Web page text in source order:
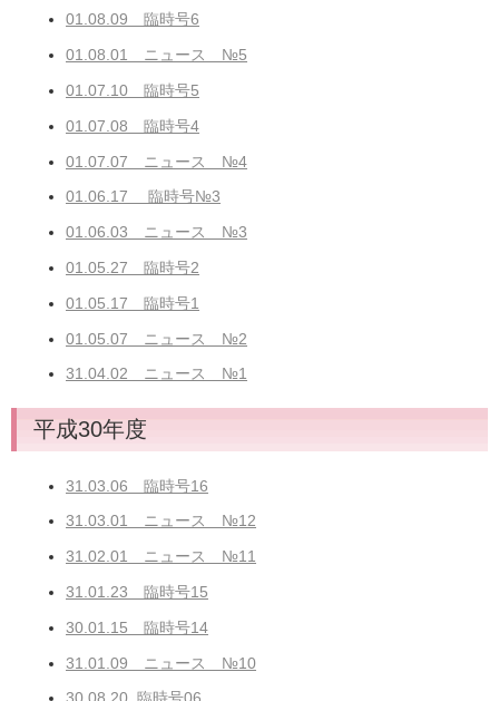
01.08.09 臨時号6
01.08.01 ニュース №5
01.07.10 臨時号5
01.07.08 臨時号4
01.07.07 ニュース №4
01.06.17 臨時号№3
01.06.03 ニュース №3
01.05.27 臨時号2
01.05.17 臨時号1
01.05.07 ニュース №2
31.04.02 ニュース №1
平成30年度
31.03.06 臨時号16
31.03.01 ニュース №12
31.02.01 ニュース №11
31.01.23 臨時号15
30.01.15 臨時号14
31.01.09 ニュース №10